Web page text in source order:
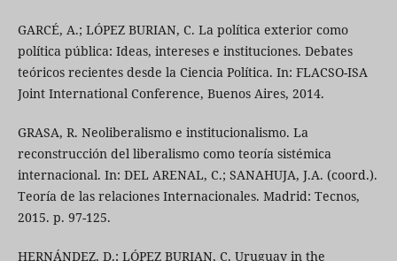
GARCÉ, A.; LÓPEZ BURIAN, C. La política exterior como
política pública: Ideas, intereses e instituciones. Debates
teóricos recientes desde la Ciencia Política. In: FLACSO-ISA
Joint International Conference, Buenos Aires, 2014.
GRASA, R. Neoliberalismo e institucionalismo. La
reconstrucción del liberalismo como teoría sistémica
internacional. In: DEL ARENAL, C.; SANAHUJA, J.A. (coord.).
Teoría de las relaciones Internacionales. Madrid: Tecnos,
2015. p. 97-125.
HERNÁNDEZ, D.; LÓPEZ BURIAN, C. Uruguay in the